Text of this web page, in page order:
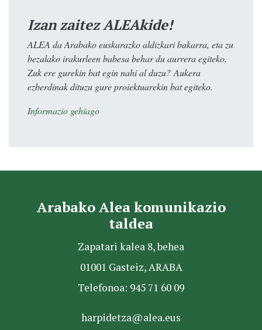
Izan zaitez ALEAkide!
ALEA da Arabako euskarazko aldizkari bakarra, eta zu
bezalako irakurleen babesa behar du aurrera egiteko.
Zuk ere gurekin bat egin nahi al duzu? Aukera
ezberdinak dituzu gure proiektuarekin bat egiteko.
Informazio gehiago
Arabako Alea komunikazio
taldea
Zapatari kalea 8, behea
01001 Gasteiz, ARABA
Telefonoa: 945 71 60 09
harpidetza@alea.eus